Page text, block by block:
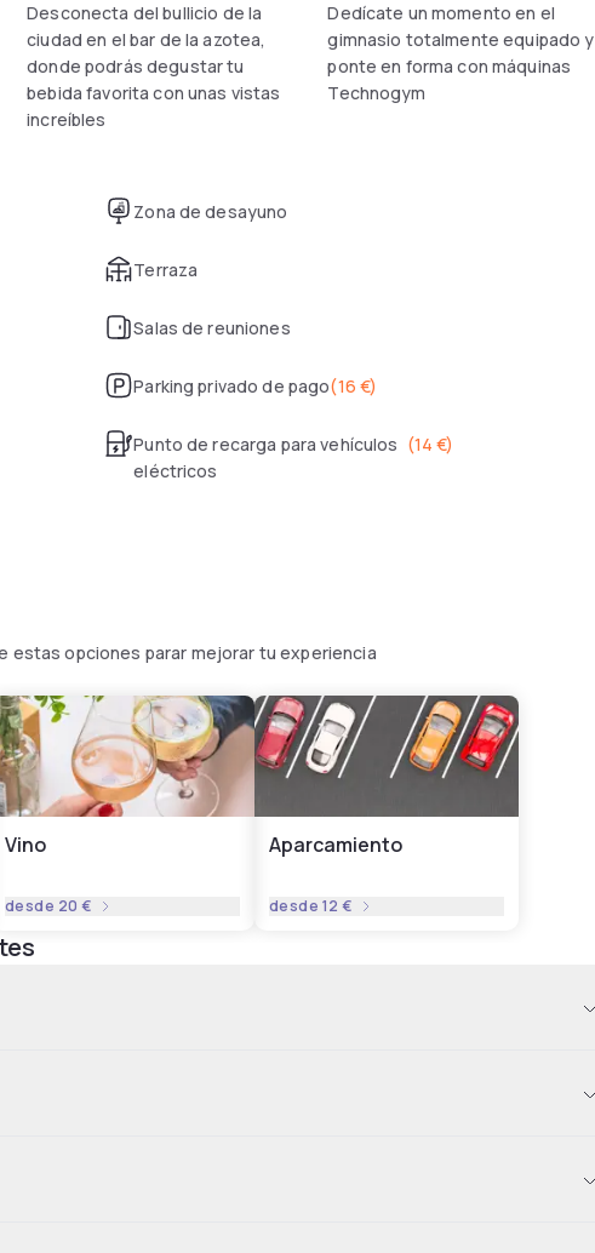
Desconecta del bullicio de la
ciudad en el bar de la azotea,
donde podrás degustar tu
bebida favorita con unas vistas
increíbles
Dedícate un momento en el
gimnasio totalmente equipado y
ponte en forma con máquinas
Technogym
Zona de desayuno
Terraza
Salas de reuniones
Parking privado de pago(16 €)
Punto de recarga para vehículos
eléctricos
(14 €)
estas opciones parar mejorar tu experiencia
Vino
desde 20 €
Aparcamiento
desde 12 €